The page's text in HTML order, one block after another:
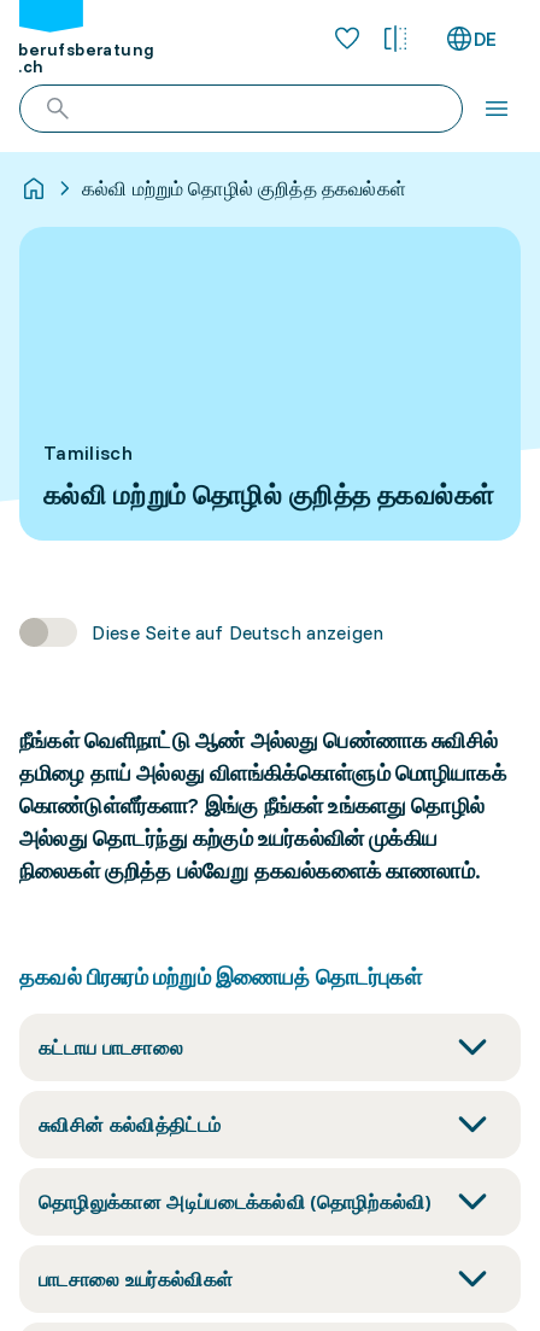
berufsberatung
.ch
DE
கல்வி மற்றும் தொழில் குறித்த தகவல்கள்
Tamilisch
கல்வி மற்றும் தொழில் குறித்த தகவல்கள்
Diese Seite auf Deutsch anzeigen
நீங்கள் வெளிநாட்டு ஆண் அல்லது பெண்ணாக சுவிசில்
தமிழை தாய் அல்லது விளங்கிக்கொள்ளும் மொழியாகக்
கொண்டுள்ளீர்களா? இங்கு நீங்கள் உங்களது தொழில்
அல்லது தொடர்ந்து கற்கும் உயர்கல்வின் முக்கிய
நிலைகள் குறித்த பல்வேறு தகவல்களைக் காணலாம்.
தகவல் பிரசுரம் மற்றும் இணையத் தொடர்புகள்
கட்டாய பாடசாலை
சுவிசின் கல்வித்திட்டம்
தொழிலுக்கான அடிப்படைக்கல்வி (தொழிற்கல்வி)
பாடசாலை உயர்கல்விகள்